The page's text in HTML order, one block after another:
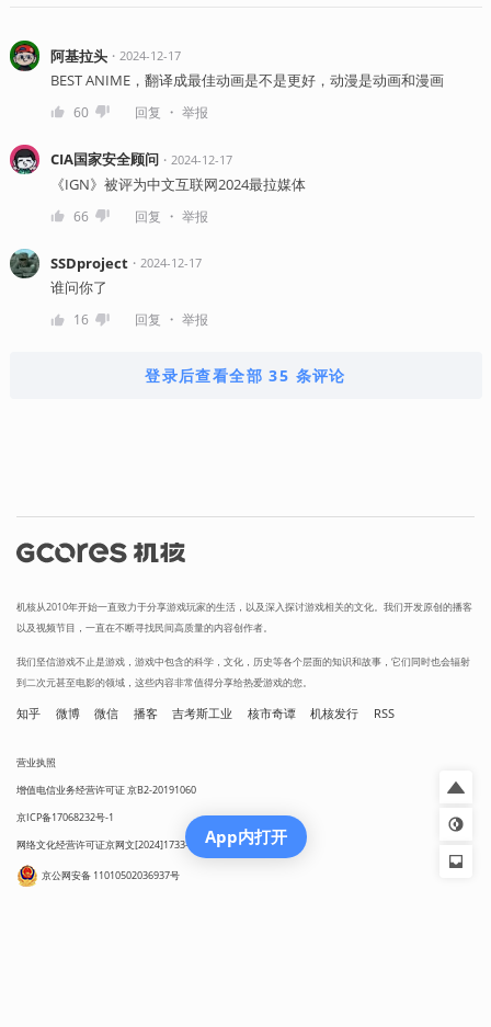
阿基拉头・ 2024-12-17
BEST ANIME，翻译成最佳动画是不是更好，动漫是动画和漫画
60 回复 ・ 举报
CIA国家安全顾问 ・ 2024-12-17
《IGN》被评为中文互联网2024最拉媒体
66 回复 ・ 举报
SSDproject・ 2024-12-17
谁问你了
16 回复 ・ 举报
登录后查看全部 35 条评论
机核从2010年开始一直致力于分享游戏玩家的生活，以及深入探讨游戏相关的文化。我们开发原创的播客
以及视频节目，一直在不断寻找民间高质量的内容创作者。
我们坚信游戏不止是游戏，游戏中包含的科学，文化，历史等各个层面的知识和故事，它们同时也会辐射
到二次元甚至电影的领域，这些内容非常值得分享给热爱游戏的您。
知乎 微博 微信 播客 吉考斯工业 核市奇谭 机核发行 RSS
营业执照
增值电信业务经营许可证 京B2-20191060
京ICP备17068232号-1
网络文化经营许可证京网文[2024]1733-082号
京公网安备 11010502036937号
App内打开